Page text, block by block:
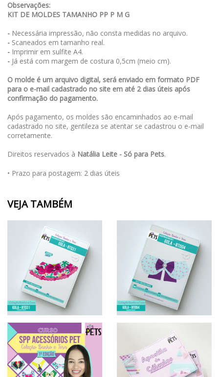
Observações:
KIT DE MOLDES TAMANHO PP P M G
- Necessária impressão, não consta medidas no arquivo.
- Scaneados em tamanho real.
- Imprimir em sulfite A4.
- Já está com margem de costura 0,5cm (meio cm).
O molde é um arquivo digital, será enviado em formato PDF
para o e-mail cadastrado no site em até 2 dias úteis após
confirmação do pagamento.
Após pagamento, os moldes são encaminhados ao e-mail
cadastrado no site, gentileza se atentar se cadastrou o e-mail
corretamente.
Direitos reservados à Natália Leite - Só para Pets.
• Prazo para postagem: 2 dias úteis
VEJA TAMBÉM